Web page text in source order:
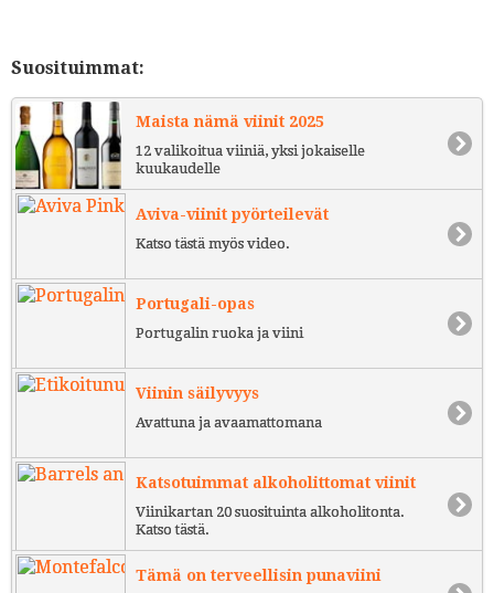
Suosituimmat:
Maista nämä viinit 2025
12 valikoitua viiniä, yksi jokaiselle
kuukaudelle
Aviva-viinit pyörteilevät
Katso tästä myös video.
Portugali-opas
Portugalin ruoka ja viini
Viinin säilyvyys
Avattuna ja avaamattomana
Katsotuimmat alkoholittomat viinit
Viinikartan 20 suosituinta alkoholitonta.
Katso tästä.
Tämä on terveellisin punaviini